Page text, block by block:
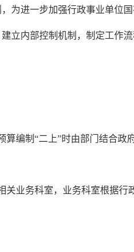
为进一步加强行政事业单位
立内部控制机制，制定工作流
编制“二上”时由部门结合政
业务科室，业务科室根据行